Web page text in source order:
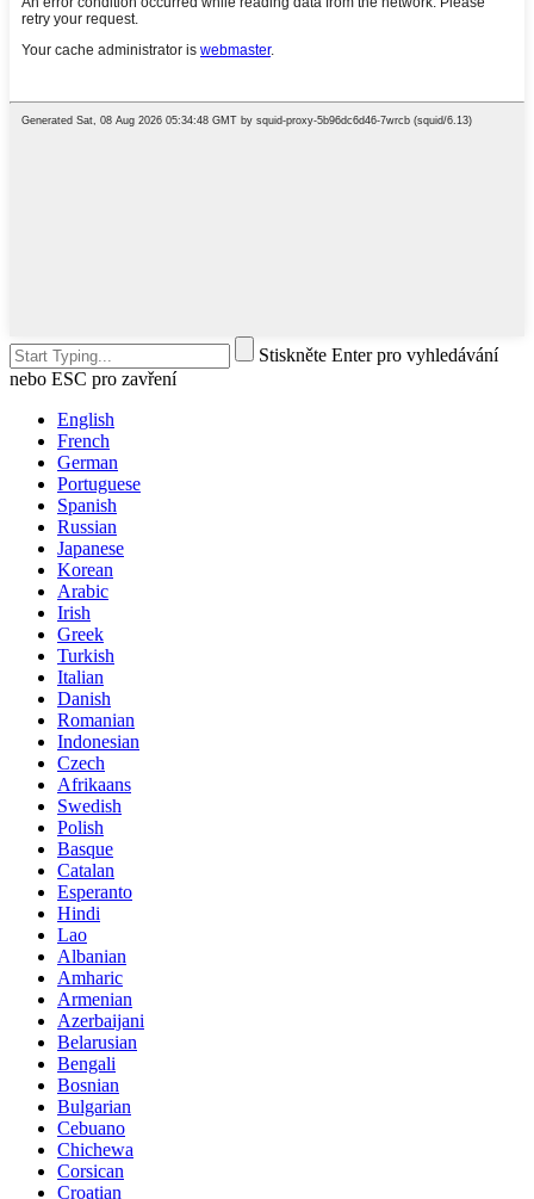
Stiskněte Enter pro vyhledávání
nebo ESC pro zavření
English
French
German
Portuguese
Spanish
Russian
Japanese
Korean
Arabic
Irish
Greek
Turkish
Italian
Danish
Romanian
Indonesian
Czech
Afrikaans
Swedish
Polish
Basque
Catalan
Esperanto
Hindi
Lao
Albanian
Amharic
Armenian
Azerbaijani
Belarusian
Bengali
Bosnian
Bulgarian
Cebuano
Chichewa
Corsican
Croatian